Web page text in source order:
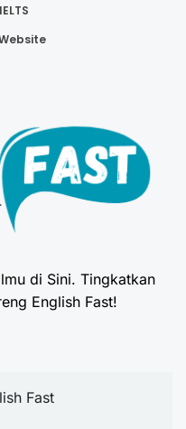
di Sini. Tingkatkan
English Fast!
Fast